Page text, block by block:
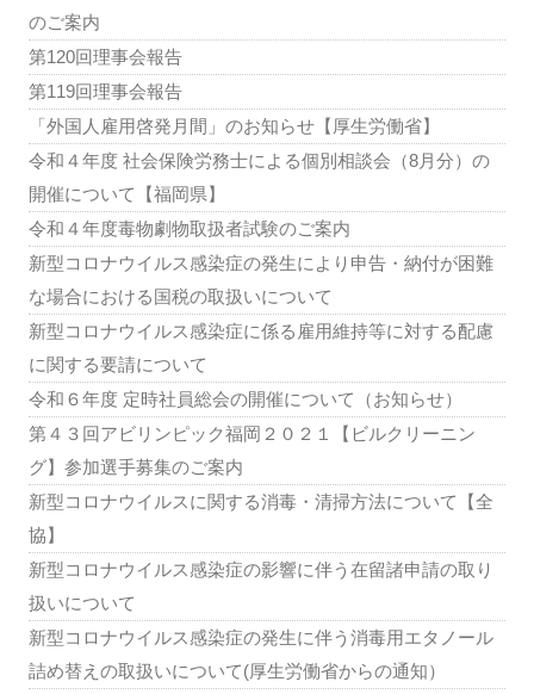
のご案内
第120回理事会報告
第119回理事会報告
「外国人雇用啓発月間」のお知らせ【厚生労働省】
令和４年度 社会保険労務士による個別相談会（8月分）の
開催について【福岡県】
令和４年度毒物劇物取扱者試験のご案内
新型コロナウイルス感染症の発生により申告・納付が困難
な場合における国税の取扱いについて
新型コロナウイルス感染症に係る雇用維持等に対する配慮
に関する要請について
令和６年度 定時社員総会の開催について（お知らせ）
第４３回アビリンピック福岡２０２１【ビルクリーニン
グ】参加選手募集のご案内
新型コロナウイルスに関する消毒・清掃方法について【全
協】
新型コロナウイルス感染症の影響に伴う在留諸申請の取り
扱いについて
新型コロナウイルス感染症の発生に伴う消毒用エタノール
詰め替えの取扱いについて(厚生労働省からの通知）